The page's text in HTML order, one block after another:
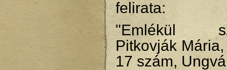
felirata:
"Emlékül
Pitkovják
17 szám,